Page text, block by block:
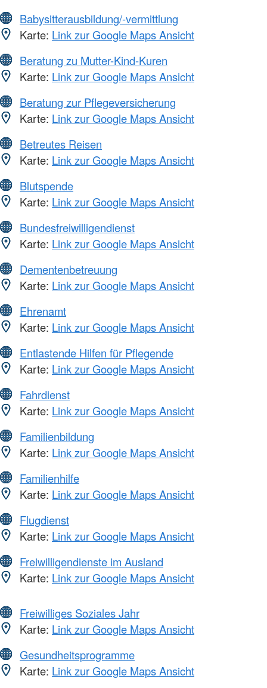
Babysitterausbildung/-vermittlung
Karte: Link zur Google Maps Ansicht
Beratung zu Mutter-Kind-Kuren
Karte: Link zur Google Maps Ansicht
Beratung zur Pflegeversicherung
Karte: Link zur Google Maps Ansicht
Betreutes Reisen
Karte: Link zur Google Maps Ansicht
Blutspende
Karte: Link zur Google Maps Ansicht
Bundesfreiwilligendienst
Karte: Link zur Google Maps Ansicht
Dementenbetreuung
Karte: Link zur Google Maps Ansicht
Ehrenamt
Karte: Link zur Google Maps Ansicht
Entlastende Hilfen für Pflegende
Karte: Link zur Google Maps Ansicht
Fahrdienst
Karte: Link zur Google Maps Ansicht
Familienbildung
Karte: Link zur Google Maps Ansicht
Familienhilfe
Karte: Link zur Google Maps Ansicht
Flugdienst
Karte: Link zur Google Maps Ansicht
Freiwilligendienste im Ausland
Karte: Link zur Google Maps Ansicht
Freiwilliges Soziales Jahr
Karte: Link zur Google Maps Ansicht
Gesundheitsprogramme
Karte: Link zur Google Maps Ansicht